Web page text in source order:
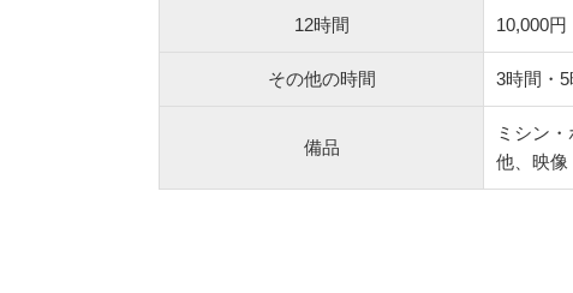
12時間 10,000円
その他の時間 3時間・
備品
ミシン
他、映像